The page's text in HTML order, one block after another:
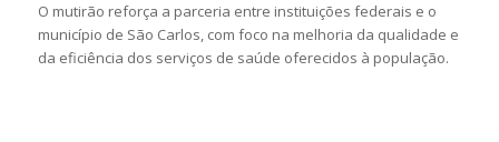
O mutirão reforça a parceria entre instituições federais e o
município de São Carlos, com foco na melhoria da qualidade e
da eficiência dos serviços de saúde oferecidos à população.